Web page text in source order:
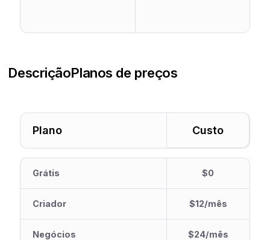
DescriçãoPlanos de preços
Plano Custo
Grátis $0
Criador $12/mês
Negócios $24/mês